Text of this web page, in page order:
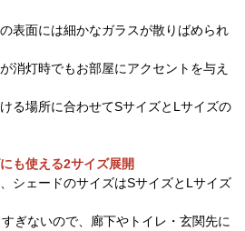
表面には細かなガラスが散りばめられ
消灯時でもお部屋にアクセントを与え
る場所に合わせてSサイズとLサイズの
も使える2サイズ展開
シェードのサイズはSサイズとLサイズ
ぎないので、廊下やトイレ・玄関先に